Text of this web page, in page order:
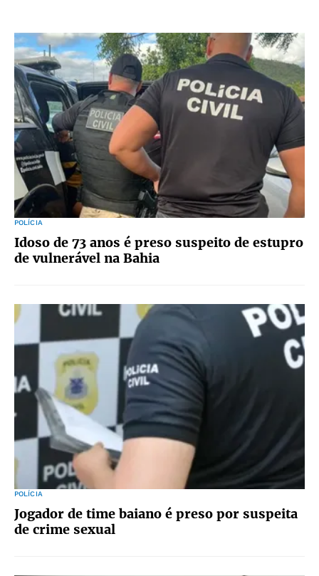
POLÍCIA
Idoso de 73 anos é preso suspeito de estupro
de vulnerável na Bahia
POLÍCIA
Jogador de time baiano é preso por suspeita
de crime sexual